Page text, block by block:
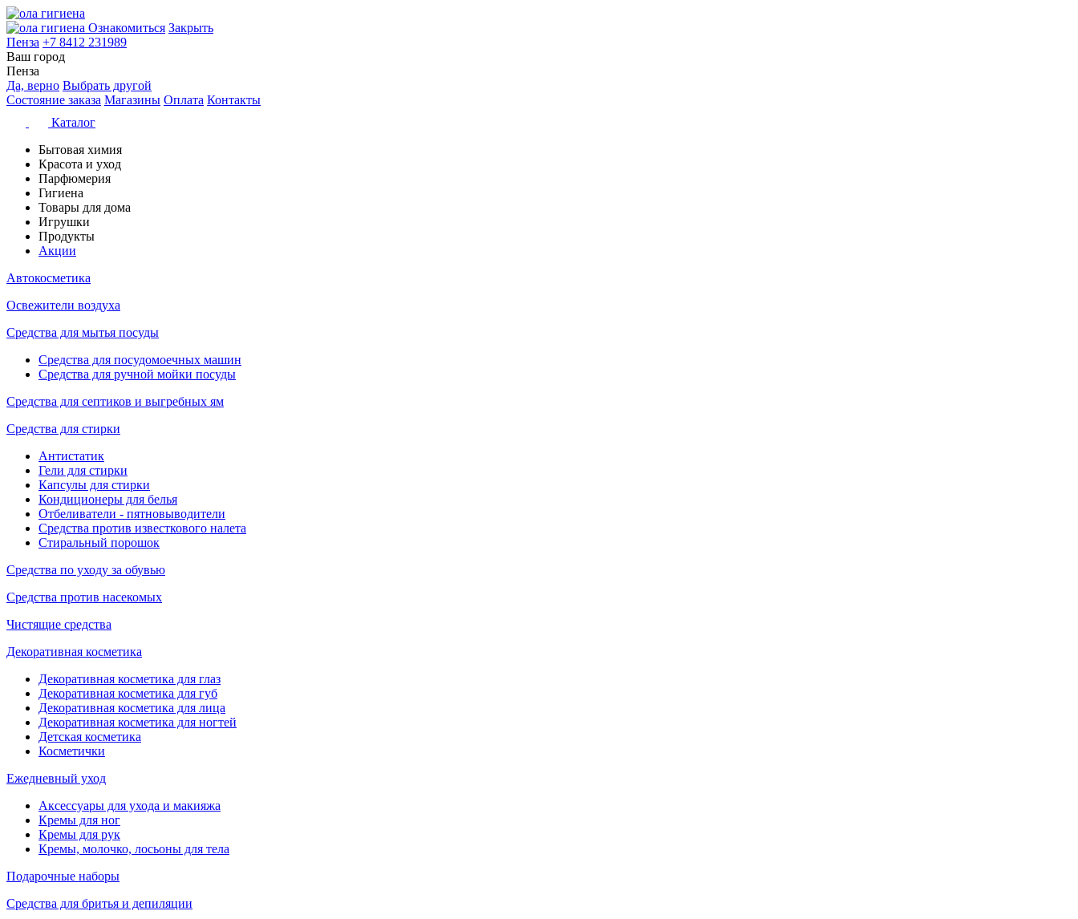
Ознакомиться Закрыть
Пенза +7 8412 231989
Ваш город
Пенза
Да, верно Выбрать другой
Состояние заказа Магазины Оплата Контакты
Каталог
Бытовая химия
Красота и уход
Парфюмерия
Гигиена
Товары для дома
Игрушки
Продукты
Акции
Автокосметика
Освежители воздуха
Средства для мытья посуды
Средства для посудомоечных машин
Средства для ручной мойки посуды
Средства для септиков и выгребных ям
Средства для стирки
Антистатик
Гели для стирки
Капсулы для стирки
Кондиционеры для белья
Отбеливатели - пятновыводители
Средства против известкового налета
Стиральный порошок
Средства по уходу за обувью
Средства против насекомых
Чистящие средства
Декоративная косметика
Декоративная косметика для глаз
Декоративная косметика для губ
Декоративная косметика для лица
Декоративная косметика для ногтей
Детская косметика
Косметички
Ежедневный уход
Аксессуары для ухода и макияжа
Кремы для ног
Кремы для рук
Кремы, молочко, лосьоны для тела
Подарочные наборы
Средства для бритья и депиляции